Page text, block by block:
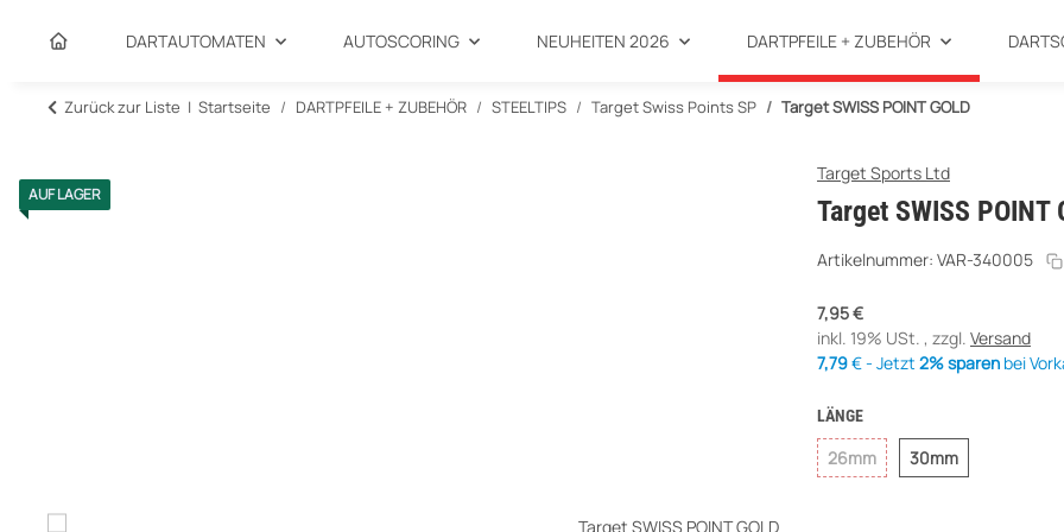
DARTAUTOMATEN AUTOSCORING NEUHEITEN 2026 DARTPFEILE + ZUBEHÖR
Zurück zur Liste Startseite DARTPFEILE + ZUBEHÖR STEELTIPS Target Swiss Points SP Target SWISS POINT GOLD
AUF LAGER
Target Sports Ltd
Target SWISS POINT
Artikelnummer: VAR-340005
7,95 €
inkl. 19% USt. , zzgl. Versand
7,79€ - Jetzt 2% sparen bei
LÄNGE
26mm26mm30mm30mm